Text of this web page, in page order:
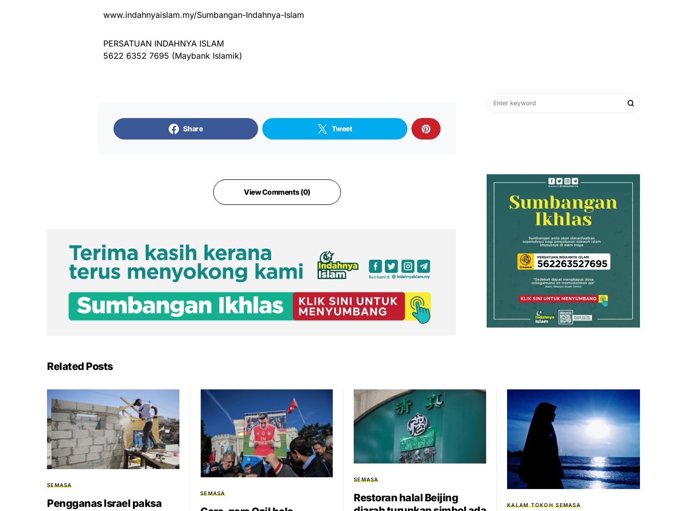
www.indahnyaislam.my/Sumbangan-Indahnya-Islam
PERSATUAN INDAHNYA ISLAM
5622 6352 7695 (Maybank Islamik)
Share Tweet
View Comments (0)
Related Posts
SEMASA
Pengganas Israel paksa
SEMASA
SEMASA
Restoran halal Beijing
KALAM TOKOH SEMASA